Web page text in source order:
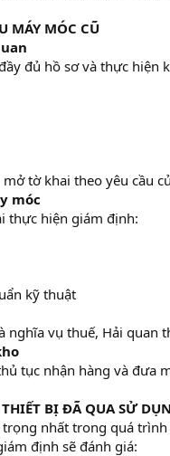
MÁY MÓC CŨ
đủ hồ sơ và thực hiện
tờ khai theo yêu cầu
móc
thực hiện giám định:
kỹ thuật
nghĩa vụ thuế, Hải quan
tục nhận hàng và đưa
BỊ ĐÃ QUA SỬ
nhất trong quá
định sẽ đánh giá: